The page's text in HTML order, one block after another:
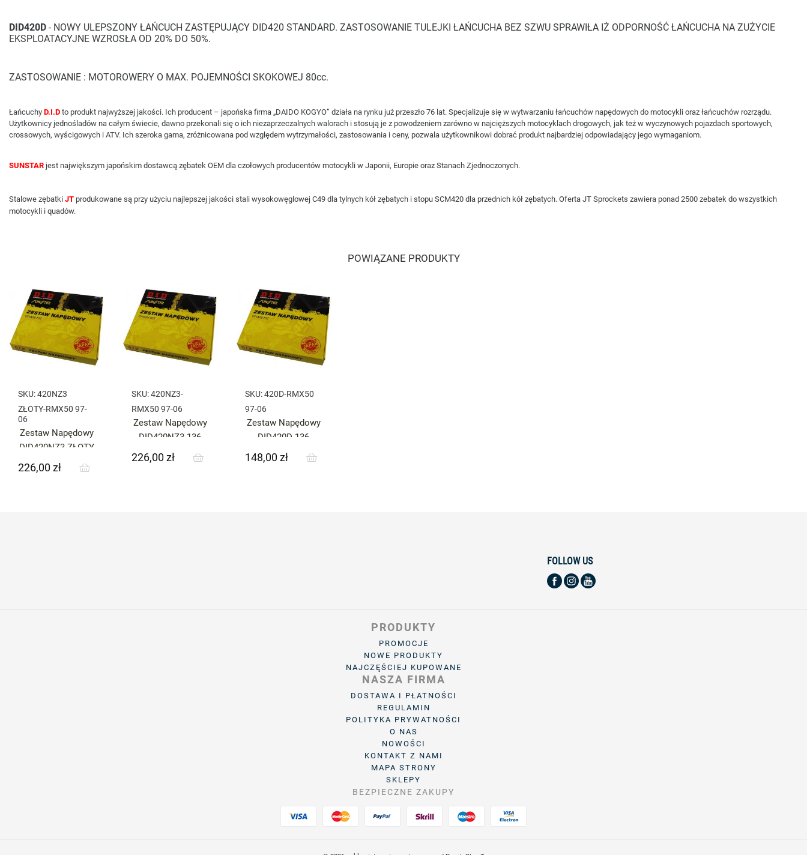
DID420D - NOWY ULEPSZONY ŁAŃCUCH ZASTĘPUJĄCY DID420 STANDARD. ZASTOSOWANIE TULEJKI ŁAŃCUCHA BEZ SZWU SPRAWIŁA IŻ ODPORNOŚĆ ŁAŃCUCHA NA ZUŻYCIE
EKSPLOATACYJNE WZROSŁA OD 20% DO 50%.
ZASTOSOWANIE : MOTOROWERY O MAX. POJEMNOŚCI SKOKOWEJ 80cc.
Łańcuchy D.I.D to produkt najwyższej jakości. Ich producent – japońska firma „DAIDO KOGYO” działa na rynku już przeszło 76 lat. Specjalizuje się w wytwarzaniu łańcuchów napędowych do motocykli oraz łańcuchów rozrządu.
Użytkownicy jednośladów na całym świecie, dawno przekonali się o ich niezaprzeczalnych walorach i stosują je z powodzeniem zarówno w najcięższych motocyklach drogowych, jak też w wyczynowych pojazdach sportowych,
crossowych, wyścigowych i ATV. Ich szeroka gama, zróżnicowana pod względem wytrzymałości, zastosowania i ceny, pozwala użytkownikowi dobrać produkt najbardziej odpowiadający jego wymaganiom.
SUNSTAR jest największym japońskim dostawcą zębatek OEM dla czołowych producentów motocykli w Japonii, Europie oraz Stanach Zjednoczonych.
Stalowe zębatki JT produkowane są przy użyciu najlepszej jakości stali wysokowęglowej C49 dla tylnych kół zębatych i stopu SCM420 dla przednich kół zębatych. Oferta JT Sprockets zawiera ponad 2500 zebatek do wszystkich
motocykli i quadów.
POWIĄZANE PRODUKTY
SKU:420NZ3
ZŁOTY-RMX50 97-
06
Zestaw Napędowy
DID420NZ3 ZŁOTY
136 SUNF122-12
JTR799.50
Cena
226,00 zł
SKU:420NZ3-
RMX50 97-06
Zestaw Napędowy
DID420NZ3 136
SUNF122-12
JTR799.50
Cena
226,00 zł
SKU:420D-RMX50
97-06
Zestaw Napędowy
DID420D 136
SUNF122-12
JTR799.50 (420D-
Cena
148,00 zł
FOLLOW US
PRODUKTY
PROMOCJE
NOWE PRODUKTY
NAJCZĘŚCIEJ KUPOWANE
NASZA FIRMA
DOSTAWA I PŁATNOŚCI
REGULAMIN
POLITYKA PRYWATNOŚCI
O NAS
NOWOŚCI
KONTAKT Z NAMI
MAPA STRONY
SKLEPY
BEZPIECZNE ZAKUPY